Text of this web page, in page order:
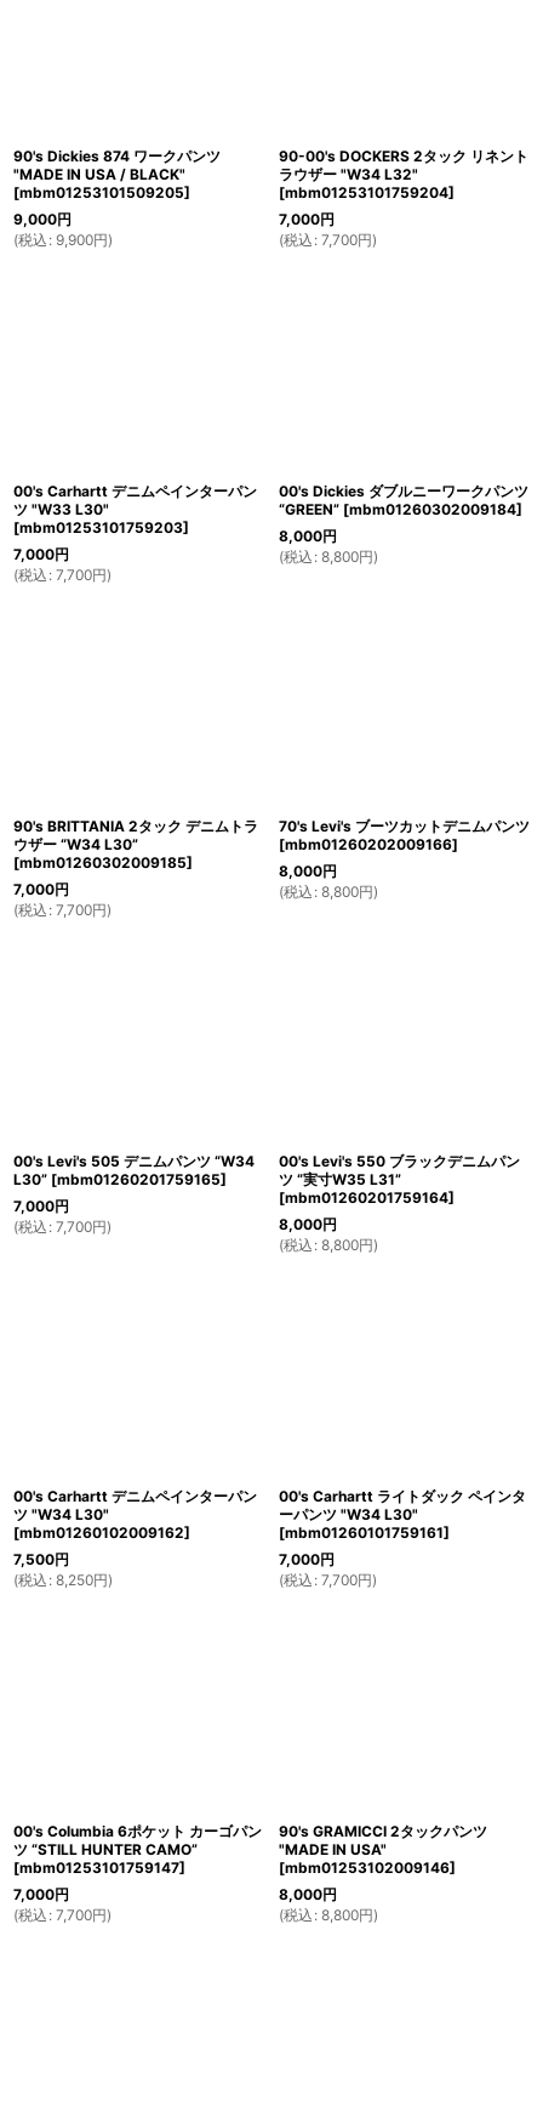
90's Dickies 874 ワークパンツ
"MADE IN USA / BLACK"
[mbm01253101509205]
9,000円
(税込 : 9,900円)
90-00's DOCKERS 2タック リネント
ラウザー "W34 L32"
[mbm01253101759204]
7,000円
(税込 : 7,700円)
00's Carhartt デニムペインターパン
ツ "W33 L30"
[mbm01253101759203]
7,000円
(税込 : 7,700円)
00's Dickies ダブルニーワークパンツ
“GREEN” [mbm01260302009184]
8,000円
(税込 : 8,800円)
90's BRITTANIA 2タック デニムトラ
ウザー “W34 L30”
[mbm01260302009185]
7,000円
(税込 : 7,700円)
70's Levi's ブーツカットデニムパンツ
[mbm01260202009166]
8,000円
(税込 : 8,800円)
00's Levi's 505 デニムパンツ “W34
L30” [mbm01260201759165]
7,000円
(税込 : 7,700円)
00's Levi's 550 ブラックデニムパン
ツ “実寸W35 L31”
[mbm01260201759164]
8,000円
(税込 : 8,800円)
00's Carhartt デニムペインターパン
ツ "W34 L30"
[mbm01260102009162]
7,500円
(税込 : 8,250円)
00's Carhartt ライトダック ペインタ
ーパンツ "W34 L30"
[mbm01260101759161]
7,000円
(税込 : 7,700円)
00's Columbia 6ポケット カーゴパン
ツ “STILL HUNTER CAMO”
[mbm01253101759147]
7,000円
(税込 : 7,700円)
90's GRAMICCI 2タックパンツ
"MADE IN USA"
[mbm01253102009146]
8,000円
(税込 : 8,800円)